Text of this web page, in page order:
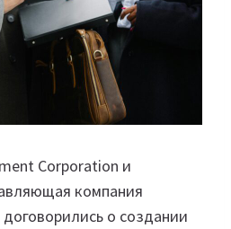
Corporation и
компания
о создании